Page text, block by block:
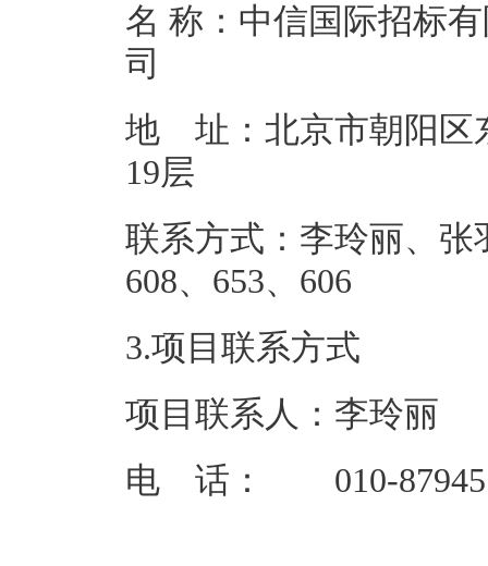
名 称：中信国际招标
地 址：北京市朝阳区
19
联系方式：李玲丽、张
608、
3.项目联系方式
项目联系人：李玲丽
电 话： 010-